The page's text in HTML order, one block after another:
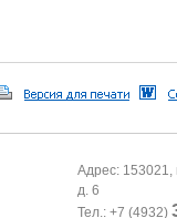
Адрес: 153021,
д. 6
Тел.: +7 (4932)